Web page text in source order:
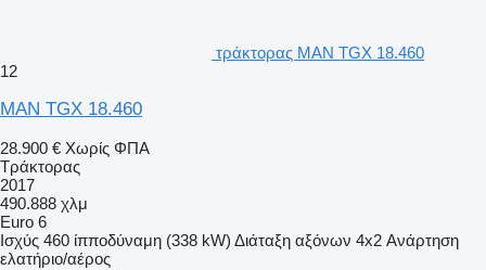
τράκτορας MAN TGX 18.460
12
MAN TGX 18.460
28.900 € Χωρίς ΦΠΑ
Τράκτορας
2017
490.888 χλμ
Euro 6
Ισχύς 460 ίπποδύναμη (338 kW) Διάταξη αξόνων 4x2 Ανάρτηση
ελατήριο/αέρος